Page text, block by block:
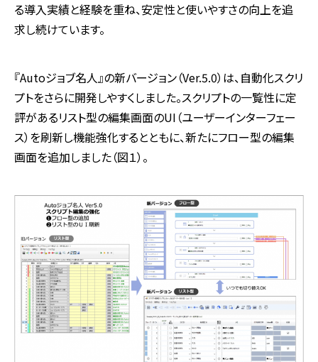
る導入実績と経験を重ね、安定性と使いやすさの向上を追
求し続けています。
『Autoジョブ名人』の新バージョン（Ver.5.0）は、自動化スクリ
プトをさらに開発しやすくしました。スクリプトの一覧性に定
評があるリスト型の編集画面のUI（ユーザーインターフェー
ス）を刷新し機能強化するとともに、新たにフロー型の編集
画面を追加しました（図１）。